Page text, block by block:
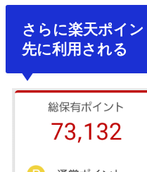
さらに楽天ポイ
先に利用される